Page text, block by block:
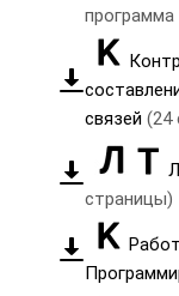
связей (24
страницы)